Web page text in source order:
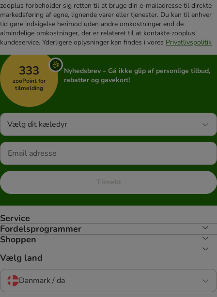
zooplus forbeholder sig retten til at bruge din e-mailadresse til direkte
markedsføring af egne, lignende varer eller tjenester. Du kan til enhver
tid gøre indsigelse herimod uden andre omkostninger end de
almindelige omkostninger, der er relateret til at kontakte zooplus'
kundeservice. Yderligere oplysninger kan findes i vores Privatlivspolitik
333
zooPoint for
tilmelding
Nyhedsbrev – Gå ikke glip af personlige tilbud,
rabatter og gavekort!
Vælg dit kæledyr
Tilmeld
Service
Fordelsprogrammer
Shoppen
Vælg land
Danmark / da